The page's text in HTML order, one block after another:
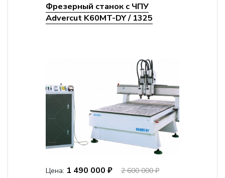
Фрезерный станок с ЧПУ
Advercut K60MT-DY / 1325
Цена: 1 490 000 ₽
2 600 000 ₽